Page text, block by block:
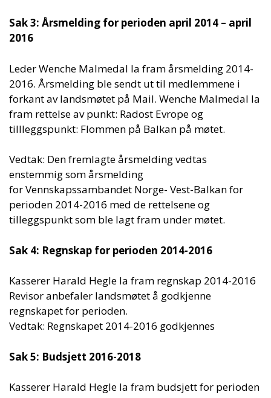
Sak 3: Årsmelding for perioden april 2014 – april
2016
Leder Wenche Malmedal la fram årsmelding 2014-
2016. Årsmelding ble sendt ut til medlemmene i
forkant av landsmøtet på Mail. Wenche Malmedal la
fram rettelse av punkt: Radost Evrope og
tillleggspunkt: Flommen på Balkan på møtet.
Vedtak: Den fremlagte årsmelding vedtas
enstemmig som årsmelding
for Vennskapssambandet Norge- Vest-Balkan for
perioden 2014-2016 med de rettelsene og
tilleggspunkt som ble lagt fram under møtet.
Sak 4: Regnskap for perioden 2014-2016
Kasserer Harald Hegle la fram regnskap 2014-2016
Revisor anbefaler landsmøtet å godkjenne
regnskapet for perioden.
Vedtak: Regnskapet 2014-2016 godkjennes
Sak 5: Budsjett 2016-2018
Kasserer Harald Hegle la fram budsjett for perioden